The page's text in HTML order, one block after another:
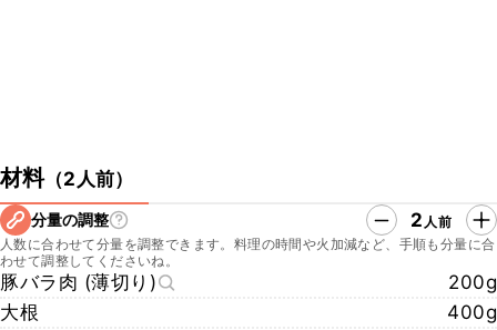
材料（2人前）
分量の調整 2 人前
人数に合わせて分量を調整できます。料理の時間や火加減など、手順も分量に合
わせて調整してくださいね。
豚バラ肉 (薄切り)
200g
大根
400g